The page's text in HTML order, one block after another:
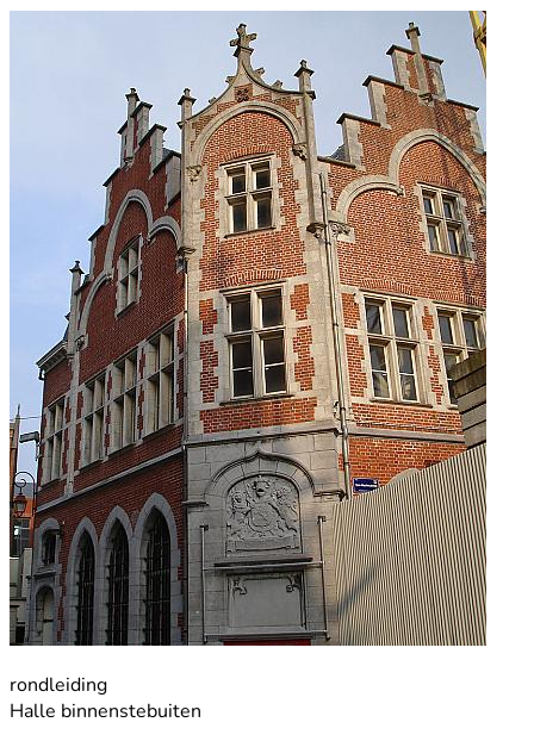
rondleiding
Halle binnenstebuiten